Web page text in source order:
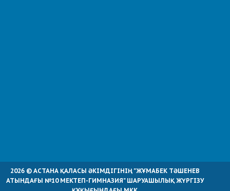
2026 © АСТАНА ҚАЛАСЫ ӘКІМДІГІНІҢ "ЖҰМАБЕК ТӘШЕНЕВ
АТЫНДАҒЫ №10 МЕКТЕП-ГИМНАЗИЯ" ШАРУАШЫЛЫҚ ЖҮРГІЗУ